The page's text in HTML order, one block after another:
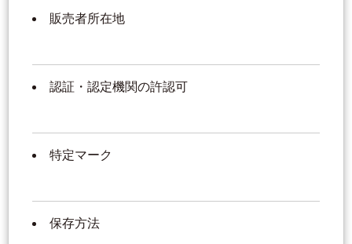
販売者所在地
認証・認定機関の許認可
特定マーク
保存方法